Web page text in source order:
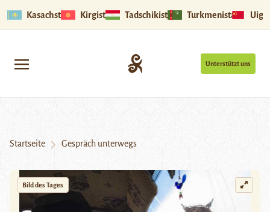
Kasachstan Kirgistan Tadschikistan Turkmenistan
Unterstützt uns
Startseite Gespräch unterwegs
Bild des Tages